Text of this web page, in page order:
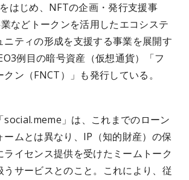
をはじめ、NFTの企画・発行支援事
などトークンを活用したエコシステ
ニティの形成を支援する事業を展開す
例目の暗号資産（仮想通貨）「フ
ン（FNCT）」も発行している。
social.meme」は、これまでのローン
ームとは異なり、IP（知的財産）の保
ライセンス提供を受けたミームトーク
うサービスとのこと。これにより、従